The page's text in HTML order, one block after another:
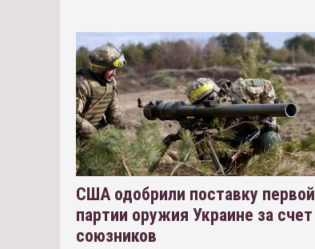
США одобрили поставку первой
партии оружия Украине за счет
союзников